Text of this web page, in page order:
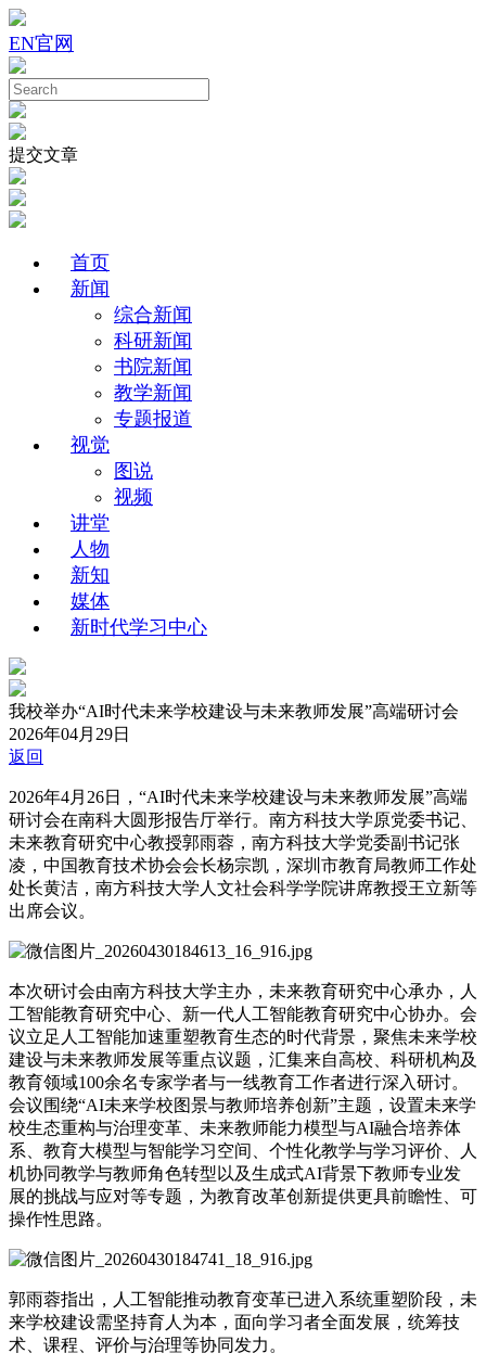
EN官网
提交文章
首页
新闻
综合新闻
科研新闻
书院新闻
教学新闻
专题报道
视觉
图说
视频
讲堂
人物
新知
媒体
新时代学习中心
我校举办“AI时代未来学校建设与未来教师发展”高端研讨会
2026年04月29日
返回
2026年4月26日，“AI时代未来学校建设与未来教师发展”高端
研讨会在南科大圆形报告厅举行。南方科技大学原党委书记、
未来教育研究中心教授郭雨蓉，南方科技大学党委副书记张
凌，中国教育技术协会会长杨宗凯，深圳市教育局教师工作处
处长黄洁，南方科技大学人文社会科学学院讲席教授王立新等
出席会议。
本次研讨会由南方科技大学主办，未来教育研究中心承办，人
工智能教育研究中心、新一代人工智能教育研究中心协办。会
议立足人工智能加速重塑教育生态的时代背景，聚焦未来学校
建设与未来教师发展等重点议题，汇集来自高校、科研机构及
教育领域100余名专家学者与一线教育工作者进行深入研讨。
会议围绕“AI未来学校图景与教师培养创新”主题，设置未来学
校生态重构与治理变革、未来教师能力模型与AI融合培养体
系、教育大模型与智能学习空间、个性化教学与学习评价、人
机协同教学与教师角色转型以及生成式AI背景下教师专业发
展的挑战与应对等专题，为教育改革创新提供更具前瞻性、可
操作性思路。
郭雨蓉指出，人工智能推动教育变革已进入系统重塑阶段，未
来学校建设需坚持育人为本，面向学习者全面发展，统筹技
术、课程、评价与治理等协同发力。